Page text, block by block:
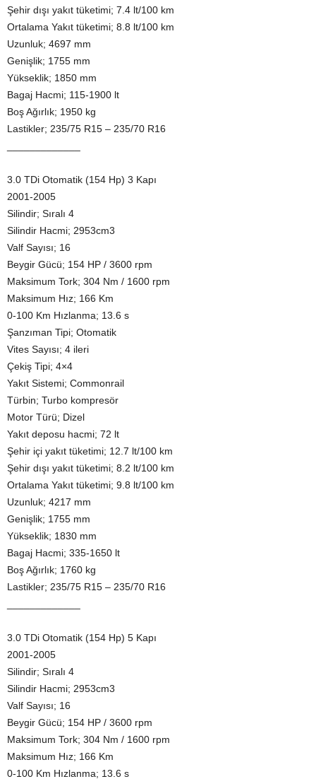
Şehir dışı yakıt tüketimi; 7.4 lt/100 km
Ortalama Yakıt tüketimi; 8.8 lt/100 km
Uzunluk; 4697 mm
Genişlik; 1755 mm
Yükseklik; 1850 mm
Bagaj Hacmi; 115-1900 lt
Boş Ağırlık; 1950 kg
Lastikler; 235/75 R15 – 235/70 R16
3.0 TDi Otomatik (154 Hp) 3 Kapı
2001-2005
Silindir; Sıralı 4
Silindir Hacmi; 2953cm3
Valf Sayısı; 16
Beygir Gücü; 154 HP / 3600 rpm
Maksimum Tork; 304 Nm / 1600 rpm
Maksimum Hız; 166 Km
0-100 Km Hızlanma; 13.6 s
Şanzıman Tipi; Otomatik
Vites Sayısı; 4 ileri
Çekiş Tipi; 4×4
Yakıt Sistemi; Commonrail
Türbin; Turbo kompresör
Motor Türü; Dizel
Yakıt deposu hacmi; 72 lt
Şehir içi yakıt tüketimi; 12.7 lt/100 km
Şehir dışı yakıt tüketimi; 8.2 lt/100 km
Ortalama Yakıt tüketimi; 9.8 lt/100 km
Uzunluk; 4217 mm
Genişlik; 1755 mm
Yükseklik; 1830 mm
Bagaj Hacmi; 335-1650 lt
Boş Ağırlık; 1760 kg
Lastikler; 235/75 R15 – 235/70 R16
3.0 TDi Otomatik (154 Hp) 5 Kapı
2001-2005
Silindir; Sıralı 4
Silindir Hacmi; 2953cm3
Valf Sayısı; 16
Beygir Gücü; 154 HP / 3600 rpm
Maksimum Tork; 304 Nm / 1600 rpm
Maksimum Hız; 166 Km
0-100 Km Hızlanma; 13.6 s